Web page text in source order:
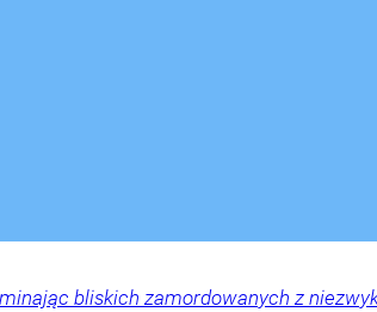
bliskich zamordowanych z